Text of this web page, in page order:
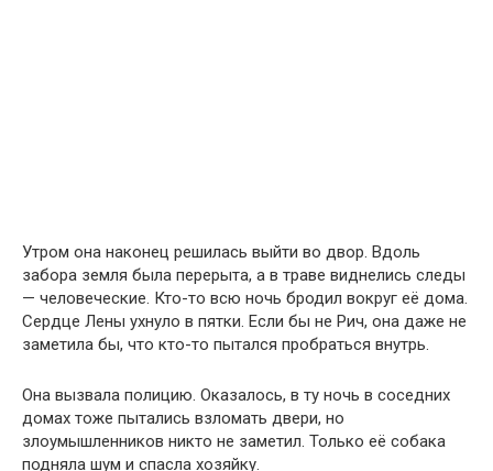
Утром она наконец решилась выйти во двор. Вдоль
забора земля была перерыта, а в траве виднелись следы
— человеческие. Кто-то всю ночь бродил вокруг её дома.
Сердце Лены ухнуло в пятки. Если бы не Рич, она даже не
заметила бы, что кто-то пытался пробраться внутрь.
Она вызвала полицию. Оказалось, в ту ночь в соседних
домах тоже пытались взломать двери, но
злоумышленников никто не заметил. Только её собака
подняла шум и спасла хозяйку.